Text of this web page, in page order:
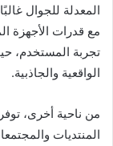
المعدلة للجوال
مع قدرات الأجهزة
تجربة المستخدم،
الواقعية والجاذبية.
من ناحية أخرى،
المنتديات